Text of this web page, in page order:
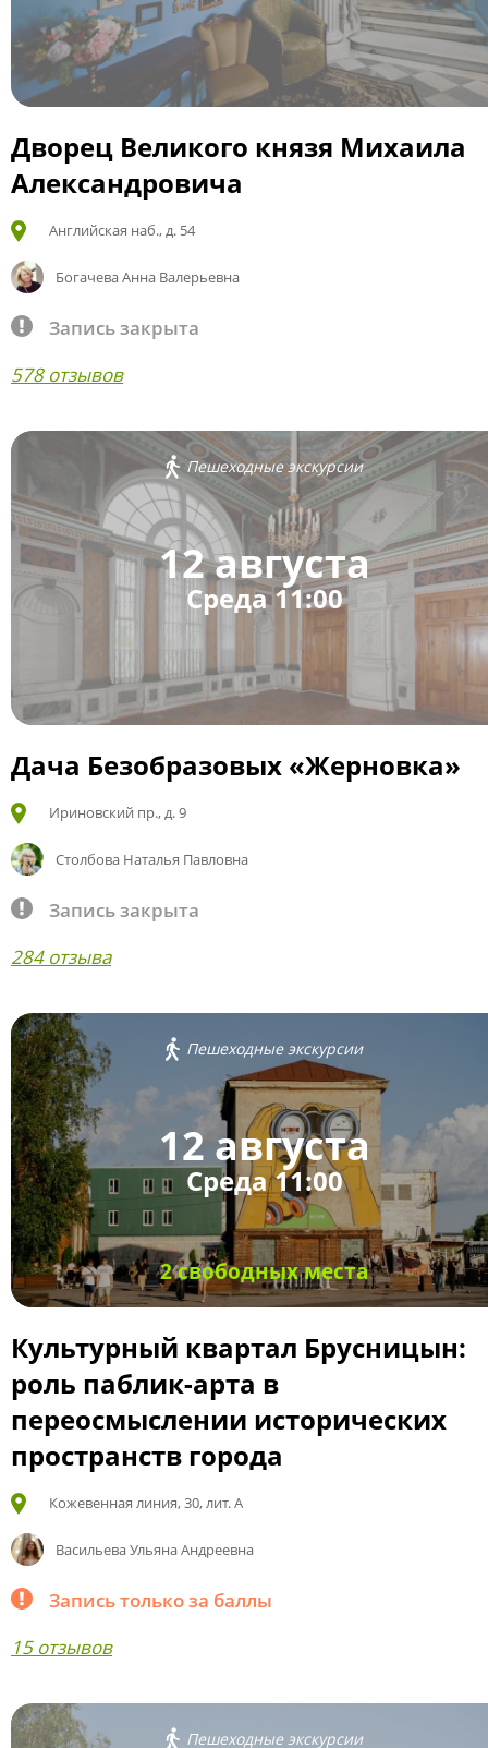
Дворец Великого князя Михаила
Александровича
Английская наб., д. 54
Богачева Анна Валерьевна
Запись закрыта
578 отзывов
Пешеходные экскурсии
12 августа
Среда 11:00
Дача Безобразовых «Жерновка»
Ириновский пр., д. 9
Столбова Наталья Павловна
Запись закрыта
284 отзыва
Пешеходные экскурсии
12 августа
Среда 11:00
2 свободных места
Культурный квартал Брусницын:
роль паблик-арта в
переосмыслении исторических
пространств города
Кожевенная линия, 30, лит. А
Васильева Ульяна Андреевна
Запись только за баллы
15 отзывов
Пешеходные экскурсии